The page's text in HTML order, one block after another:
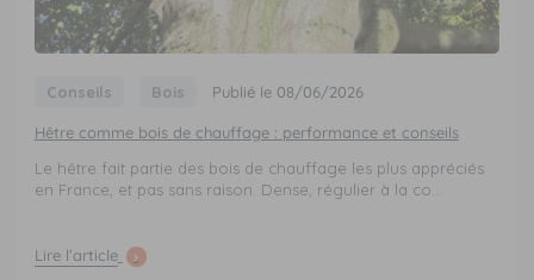
Conseils Bois Publié le 08/06/2026
Hêtre comme bois de chauffage : performance et conseils
Le hêtre fait partie des bois de chauffage les plus appréciés
en France, et pas sans raison. Dense, régulier à la co...
Lire l’article